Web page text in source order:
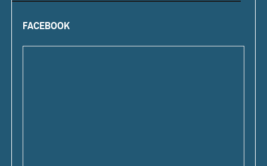
FACEBOOK